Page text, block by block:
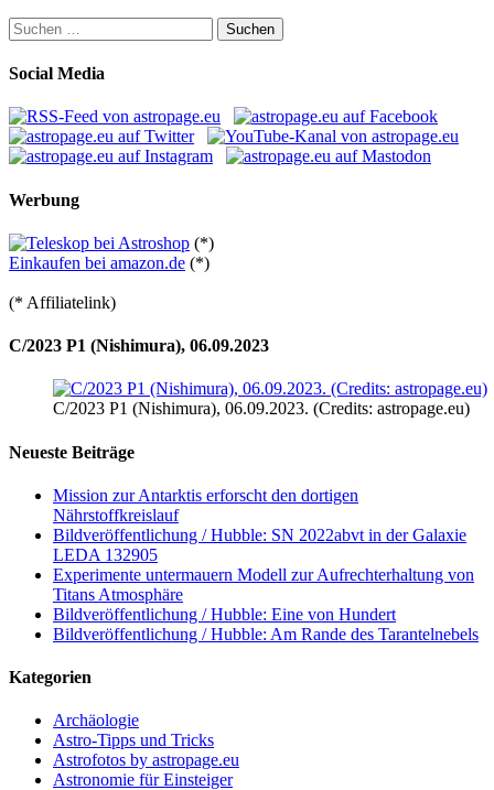
Suchen
nach:
Social Media
Werbung
(*)
Einkaufen bei amazon.de (*)
(* Affiliatelink)
C/2023 P1 (Nishimura), 06.09.2023
C/2023 P1 (Nishimura), 06.09.2023. (Credits: astropage.eu)
Neueste Beiträge
Mission zur Antarktis erforscht den dortigen
Nährstoffkreislauf
Bildveröffentlichung / Hubble: SN 2022abvt in der Galaxie
LEDA 132905
Experimente untermauern Modell zur Aufrechterhaltung von
Titans Atmosphäre
Bildveröffentlichung / Hubble: Eine von Hundert
Bildveröffentlichung / Hubble: Am Rande des Tarantelnebels
Kategorien
Archäologie
Astro-Tipps und Tricks
Astrofotos by astropage.eu
Astronomie für Einsteiger